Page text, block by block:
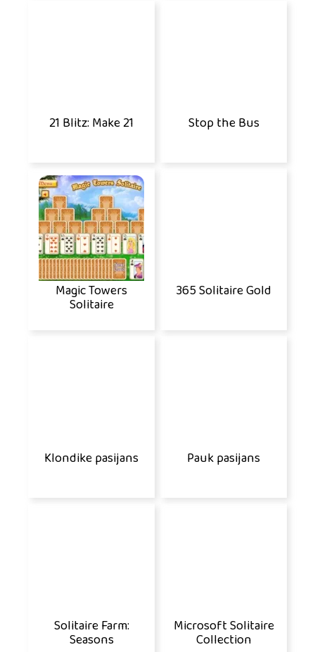
21 Blitz: Make 21 Stop the Bus
Magic Towers
Solitaire
365 Solitaire Gold
Klondike pasijans Pauk pasijans
Solitaire Farm:
Seasons
Microsoft Solitaire
Collection